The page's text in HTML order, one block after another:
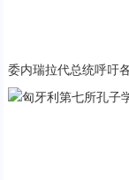
委内瑞拉代总统呼吁